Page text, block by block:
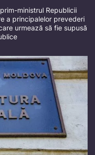
ministrul Republicii
a principalelor prevederi
urmează să fie supusă